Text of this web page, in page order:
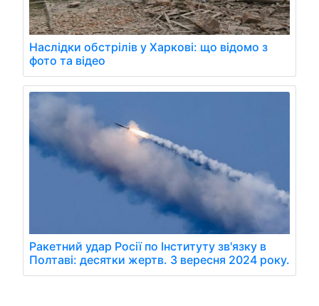
Наслідки обстрілів у Харкові: що відомо з
фото та відео
Ракетний удар Росії по Інституту зв'язку в
Полтаві: десятки жертв. 3 вересня 2024 року.